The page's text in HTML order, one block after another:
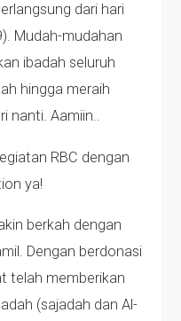
dari hari
Mudah-mudahan
ibadah seluruh
hingga meraih
nanti. Aamiin..
RBC dengan
ya!
berkah dengan
Dengan berdonasi
telah memberikan
(sajadah dan Al-